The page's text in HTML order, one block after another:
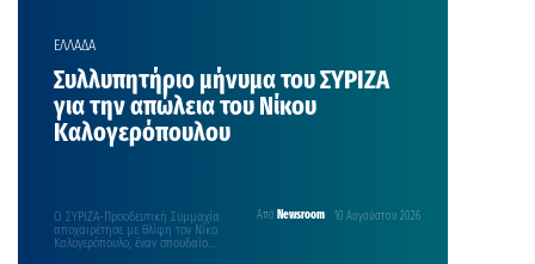
ΕΛΛΑΔΑ
Συλλυπητήριο μήνυμα του ΣΥΡΙΖΑ
για την απώλεια του Νίκου
Καλογερόπουλου
Από Newsroom 10 Αυγούστου 2026
Ο ΣΥΡΙΖΑ-Προοδευτική Συμμαχία
αποχαιρέτησε με θλίψη τον Νίκο
Καλογερόπουλο, έναν σπουδαίο